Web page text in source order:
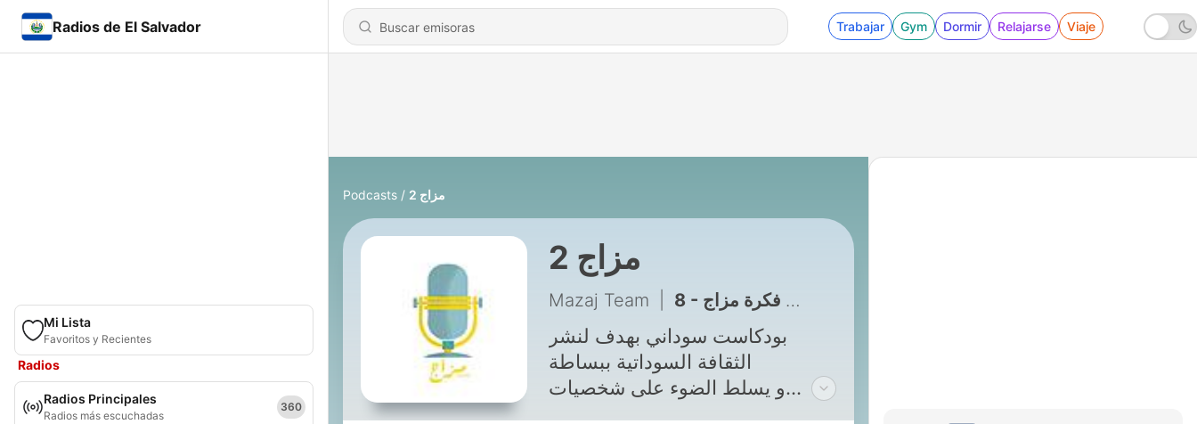
Radios de El Salvador Trabajar Gym Dormir Relajarse Viaje
Mi Lista
Favoritos y Recientes
Radios
Radios Principales
Radios más escuchadas
360
Podcasts مزاج 2
مزاج 2
Mazaj Team
بودكاست سوداني بهدف لنشر
و يسلط الضوء على شخصيات